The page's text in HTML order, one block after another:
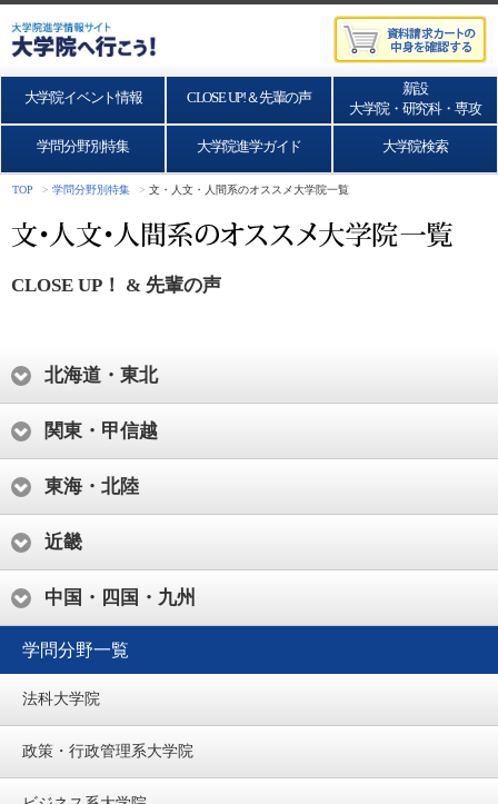
大学院イベント情報 CLOSE UP!＆先輩の声
新設
大学院・研究科・専攻
学問分野別特集 大学院進学ガイド 大学院検索
TOP > 学問分野別特集 > 文・人文・人間系のオススメ大学院一覧
CLOSE UP！ & 先輩の声
北海道・東北
関東・甲信越
東海・北陸
近畿
中国・四国・九州
法科大学院
政策・行政管理系大学院